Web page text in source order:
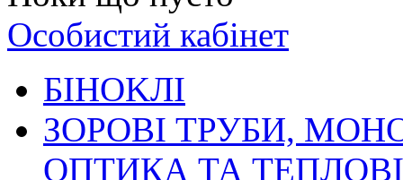
Особистий кабінет
БIHOKЛI
ЗОРОВІ ТРУБИ,
ОПТИКА ТА